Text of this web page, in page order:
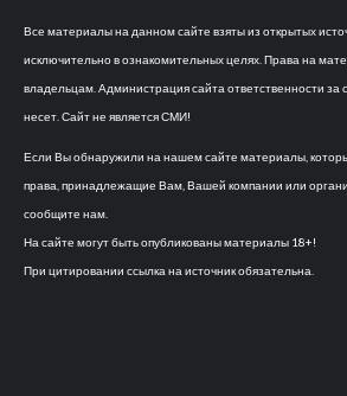
Все материалы на данном сайте взяты из открытых
исключительно в ознакомительных целях. Права на
владельцам. Администрация сайта ответственности
несет. Сайт не является СМИ!
Если Вы обнаружили на нашем сайте материалы,
права, принадлежащие Вам, Вашей компании или
сообщите нам.
На сайте могут быть опубликованы материалы 18+!
При цитировании ссылка на источник обязательна.